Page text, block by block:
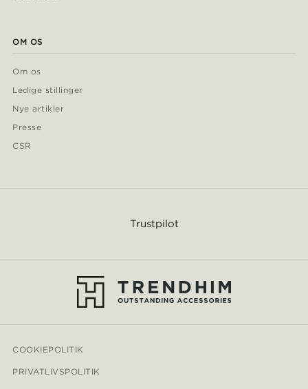
OM OS
Om os
Ledige stillinger
Nye artikler
Presse
CSR
Trustpilot
COOKIEPOLITIK
PRIVATLIVSPOLITIK